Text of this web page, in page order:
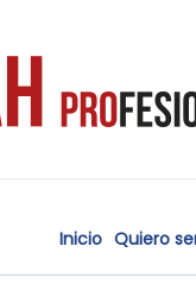
Inicio Quiero